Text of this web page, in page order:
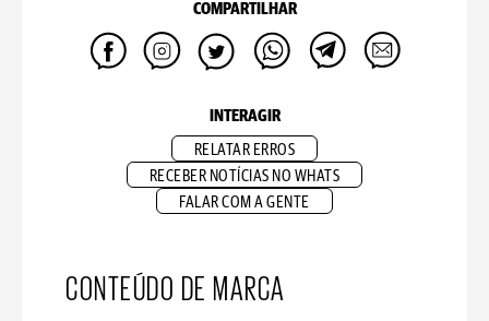
COMPARTILHAR
INTERAGIR
RELATAR ERROS
RECEBER NOTÍCIAS NO WHATS
FALAR COM A GENTE
CONTEÚDO DE MARCA